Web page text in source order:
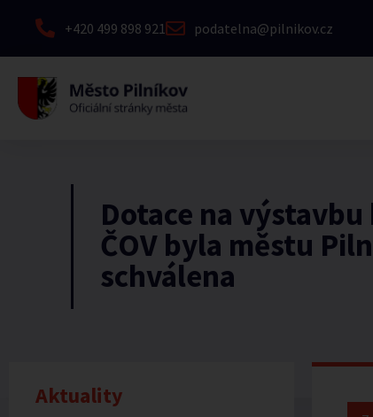
+420 499 898 921 podatelna@pilnikov.cz
Dotace na výstavbu
ČOV byla městu
schválena
Aktuality